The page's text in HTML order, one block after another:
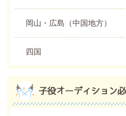
岡山・広島（中国地方）
四国
子役オーディション